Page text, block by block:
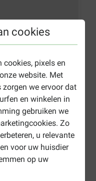
cookies
cookies, pixels en
website. Met
we ervoor dat
en winkelen in
gebruiken we
Zo
u relevante
voor uw huisdier
op uw
verwennen of